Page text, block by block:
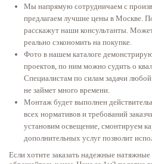
Мы напрямую сотрудничаем с
предлагаем лучшие цены в Москве.
расскажут наши консультанты.
реально сэкономить на покупке.
Фото в нашем каталоге
проектов, по ним можно судить о
Специалистам по силам задачи
не займет много времени.
Монтаж будет выполнен
всех нормативов и требований
установим освещение, смонтируем
дополнительных услуг позволит
Если хотите заказать надежные